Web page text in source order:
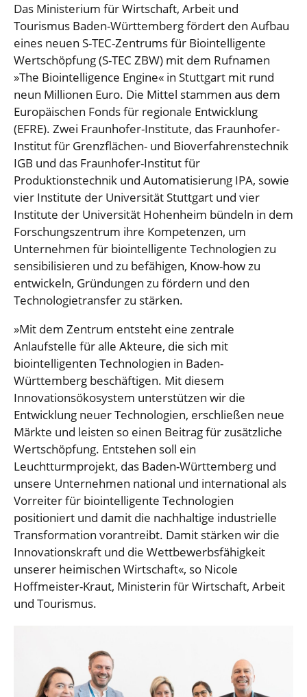
Das Ministerium für Wirtschaft, Arbeit und
Tourismus Baden-Württemberg fördert den Aufbau
eines neuen S-TEC-Zentrums für Biointelligente
Wertschöpfung (S-TEC ZBW) mit dem Rufnamen
»The Biointelligence Engine« in Stuttgart mit rund
neun Millionen Euro. Die Mittel stammen aus dem
Europäischen Fonds für regionale Entwicklung
(EFRE). Zwei Fraunhofer-Institute, das Fraunhofer-
Institut für Grenzflächen- und Bioverfahrenstechnik
IGB und das Fraunhofer-Institut für
Produktionstechnik und Automatisierung IPA, sowie
vier Institute der Universität Stuttgart und vier
Institute der Universität Hohenheim bündeln in dem
Forschungszentrum ihre Kompetenzen, um
Unternehmen für biointelligente Technologien zu
sensibilisieren und zu befähigen, Know-how zu
entwickeln, Gründungen zu fördern und den
Technologietransfer zu stärken.
»Mit dem Zentrum entsteht eine zentrale
Anlaufstelle für alle Akteure, die sich mit
biointelligenten Technologien in Baden-
Württemberg beschäftigen. Mit diesem
Innovationsökosystem unterstützen wir die
Entwicklung neuer Technologien, erschließen neue
Märkte und leisten so einen Beitrag für zusätzliche
Wertschöpfung. Entstehen soll ein
Leuchtturmprojekt, das Baden-Württemberg und
unsere Unternehmen national und international als
Vorreiter für biointelligente Technologien
positioniert und damit die nachhaltige industrielle
Transformation vorantreibt. Damit stärken wir die
Innovationskraft und die Wettbewerbsfähigkeit
unserer heimischen Wirtschaft«, so Nicole
Hoffmeister-Kraut, Ministerin für Wirtschaft, Arbeit
und Tourismus.